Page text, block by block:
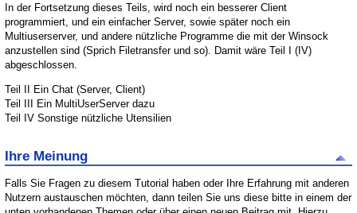
In der Fortsetzung dieses Teils, wird noch ein besserer Client
programmiert, und ein einfacher Server, sowie später noch ein
Multiuserserver, und andere nützliche Programme die mit der Winsock
anzustellen sind (Sprich Filetransfer und so). Damit wäre Teil I (IV)
abgeschlossen.
Teil II Ein Chat (Server, Client)
Teil III Ein MultiUserServer dazu
Teil IV Sonstige nützliche Utensilien
Ihre Meinung
Falls Sie Fragen zu diesem Tutorial haben oder Ihre Erfahrung mit anderen
Nutzern austauschen möchten, dann teilen Sie uns diese bitte in einem der